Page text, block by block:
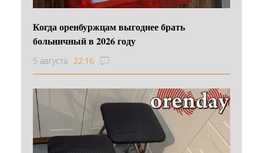
Когда оренбуржцам выгоднее брать
больничный в 2026 году
5 августа 22:16